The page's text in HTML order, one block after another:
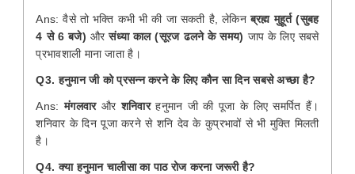
Ans: वैसे तो भक्ति कभी भी की जा सकती है, लेकिनब्रह्म मुहूर्त (सुबह
4 से 6 बजे) औरसंध्या काल (सूरज ढलने के समय) जाप के लिए सबसे
प्रभावशाली माना जाता है।
Q3. हनुमान जी को प्रसन्न करने के लिए कौन सा दिन सबसे अच्छा है?
Ans:मंगलवारऔरशनिवारहनुमान जी की पूजा के लिए समर्पित हैं।
शनिवार के दिन पूजा करने से शनि देव के कुप्रभावों से भी मुक्ति मिलती
है।
Q4. क्या हनुमान चालीसा का पाठ रोज करना जरूरी है?